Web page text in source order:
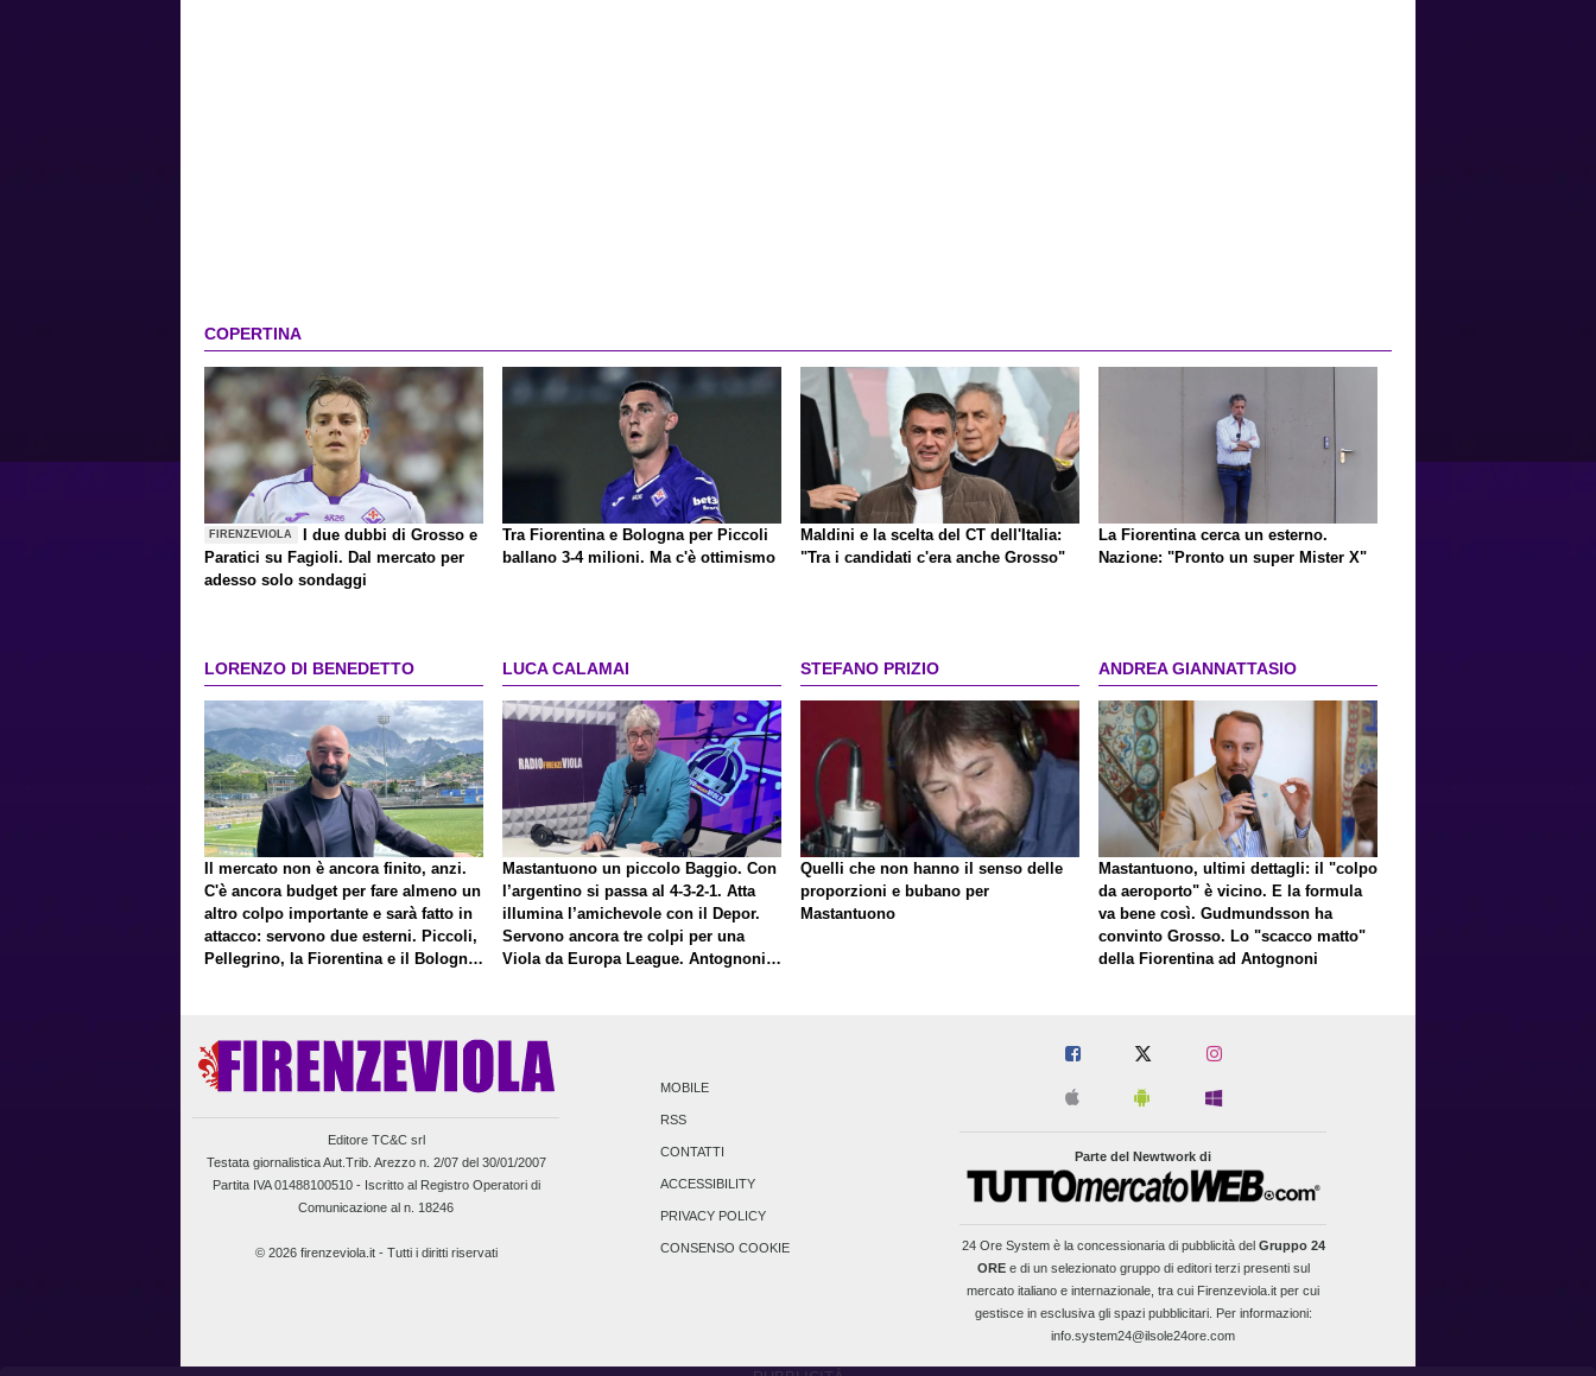
COPERTINA
FIRENZEVIOLA
I due dubbi di Grosso e
Paratici su Fagioli. Dal mercato per
adesso solo sondaggi
Tra Fiorentina e Bologna per Piccoli
ballano 3-4 milioni. Ma c'è ottimismo
Maldini e la scelta del CT dell'Italia:
"Tra i candidati c'era anche Grosso"
La Fiorentina cerca un esterno.
Nazione: "Pronto un super Mister X"
LORENZO DI BENEDETTO
Il mercato non è ancora finito, anzi.
C'è ancora budget per fare almeno un
altro colpo importante e sarà fatto in
attacco: servono due esterni. Piccoli,
Pellegrino, la Fiorentina e il Bologna:
LUCA CALAMAI
Mastantuono un piccolo Baggio. Con
l’argentino si passa al 4-3-2-1. Atta
illumina l’amichevole con il Depor.
Servono ancora tre colpi per una
Viola da Europa League. Antognoni,
STEFANO PRIZIO
Quelli che non hanno il senso delle
proporzioni e bubano per
Mastantuono
ANDREA GIANNATTASIO
Mastantuono, ultimi dettagli: il "colpo
da aeroporto" è vicino. E la formula
va bene così. Gudmundsson ha
convinto Grosso. Lo "scacco matto"
della Fiorentina ad Antognoni
Editore TC&C srl
Testata giornalistica Aut.Trib. Arezzo n. 2/07 del 30/01/2007
Partita IVA 01488100510 - Iscritto al Registro Operatori di
Comunicazione al n. 18246
© 2026 firenzeviola.it - Tutti i diritti riservati
MOBILE
RSS
CONTATTI
ACCESSIBILITY
PRIVACY POLICY
CONSENSO COOKIE
Parte del Newtwork di
24 Ore Systemè la concessionaria di pubblicità del Gruppo 24
OREe di un selezionato gruppo di editori terzi presenti sul
mercato italiano e internazionale, tra cui Firenzeviola.it per cui
gestisce in esclusiva gli spazi pubblicitari. Per informazioni:
info.system24@ilsole24ore.com